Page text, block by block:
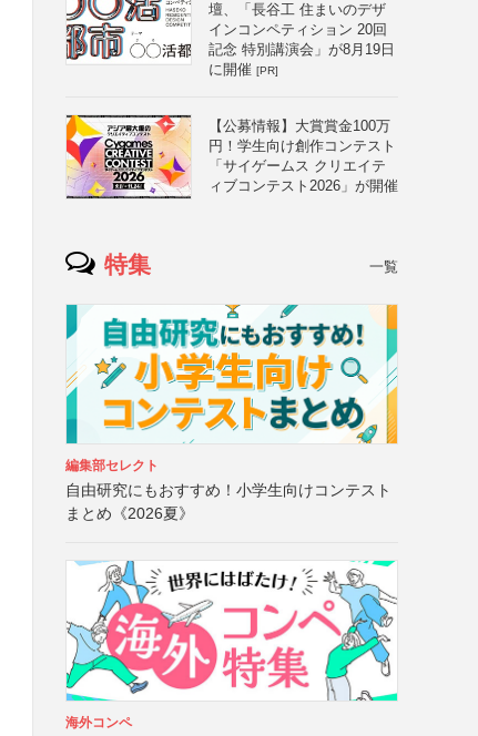
壇、「長谷工 住まいのデザ
インコンペティション 20回
記念 特別講演会」が8月19日
に開催 [PR]
【公募情報】大賞賞金100万
円！学生向け創作コンテスト
「サイゲームス クリエイテ
ィブコンテスト2026」が開催
特集 一覧
編集部セレクト
自由研究にもおすすめ！小学生向けコンテスト
まとめ《2026夏》
海外コンペ